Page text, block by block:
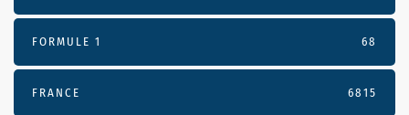
FORMULE 1 68
FRANCE 6815